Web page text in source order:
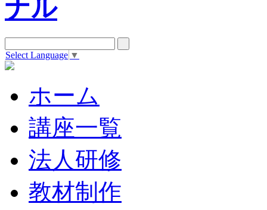
Select Language ▼
ホーム
講座一覧
法人研修
教材制作